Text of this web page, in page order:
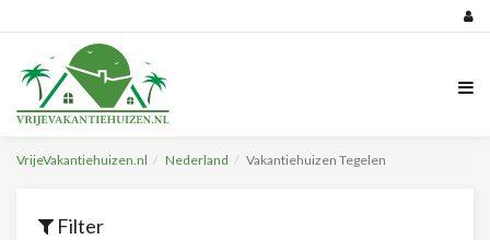
VrijeVakantiehuizen.nl Nederland Vakantiehuizen Tegelen
Filter